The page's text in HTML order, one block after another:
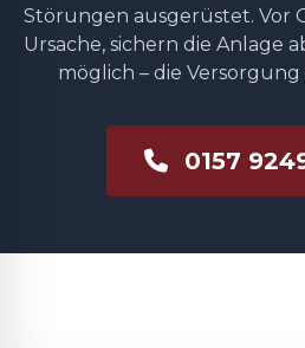
Störungen ausgerüstet. Vor
Ursache, sichern die Anlage
möglich – die
0157